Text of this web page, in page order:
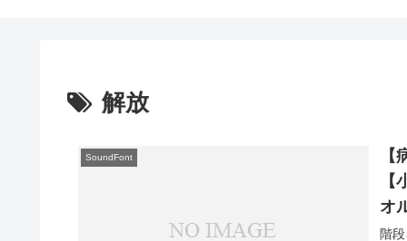
解放
SoundFont
オ
階